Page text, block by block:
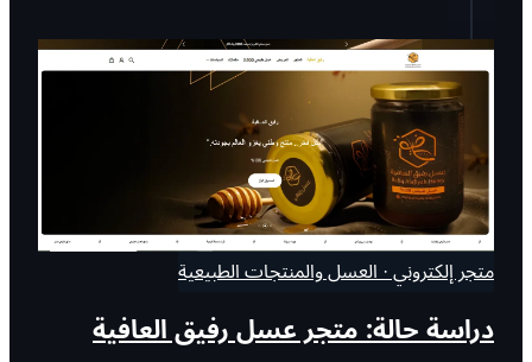
متجر إلكتروني · العسل والمنتجات الطبيعية
دراسة حالة: متجر عسل رفيق العافية